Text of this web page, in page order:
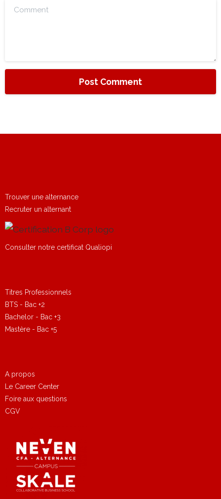
Comment
Trouver une alternance
Recruter un alternant
Consulter notre certificat Qualiopi
Titres Professionnels
BTS - Bac +2
Bachelor - Bac +3
Mastère - Bac +5
A propos
Le Career Center
Foire aux questions
CGV